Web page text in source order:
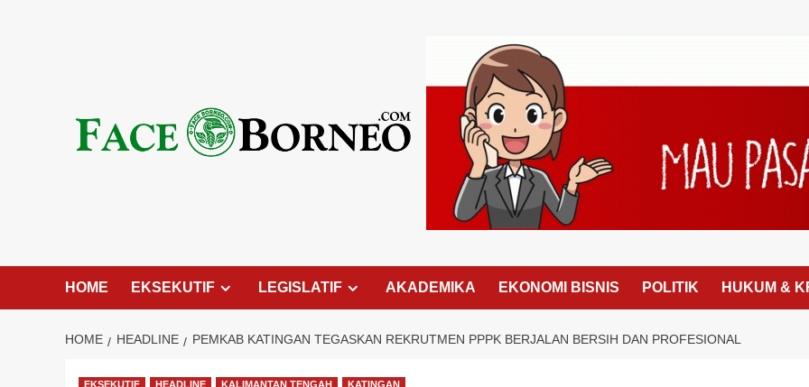
HOME EKSEKUTIF LEGISLATIF AKADEMIKA EKONOMI BISNIS POLITIK HUKUM &
HOME HEADLINE PEMKAB KATINGAN TEGASKAN REKRUTMEN PPPK BERJALAN BERSIH DAN PROFESIONAL
EKSEKUTIF HEADLINE KALIMANTAN TENGAH KATINGAN